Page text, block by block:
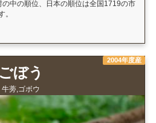
中の順位、日本の順位は全国1719の市
。
2004年度産
ごぼう
牛蒡,ゴボウ